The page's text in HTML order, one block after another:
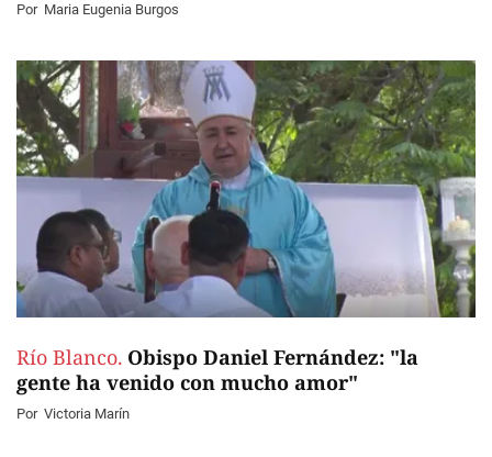
Por Maria Eugenia Burgos
Río Blanco. Obispo Daniel Fernández: "la
gente ha venido con mucho amor"
Por Victoria Marín